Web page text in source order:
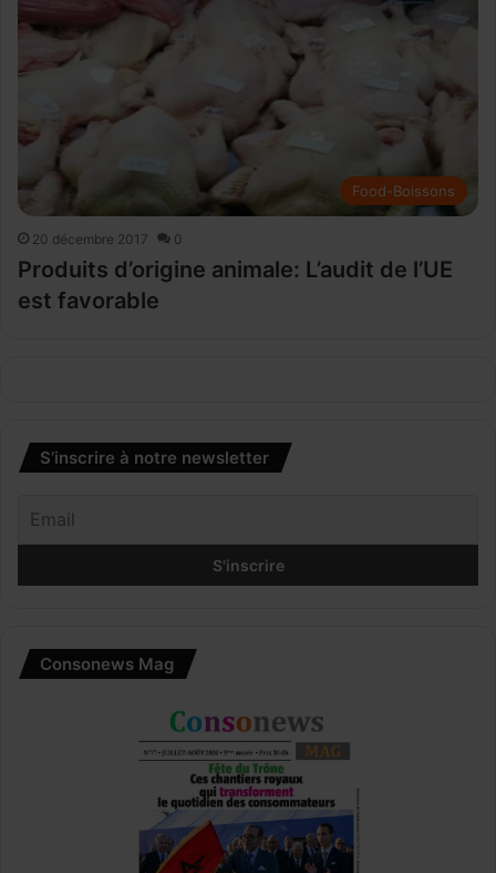
Food-Boissons
20 décembre 2017 0
Produits d’origine animale: L’audit de l’UE
est favorable
S’inscrire à notre newsletter
Consonews Mag